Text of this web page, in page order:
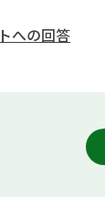
への回答